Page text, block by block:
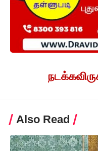
Also Read